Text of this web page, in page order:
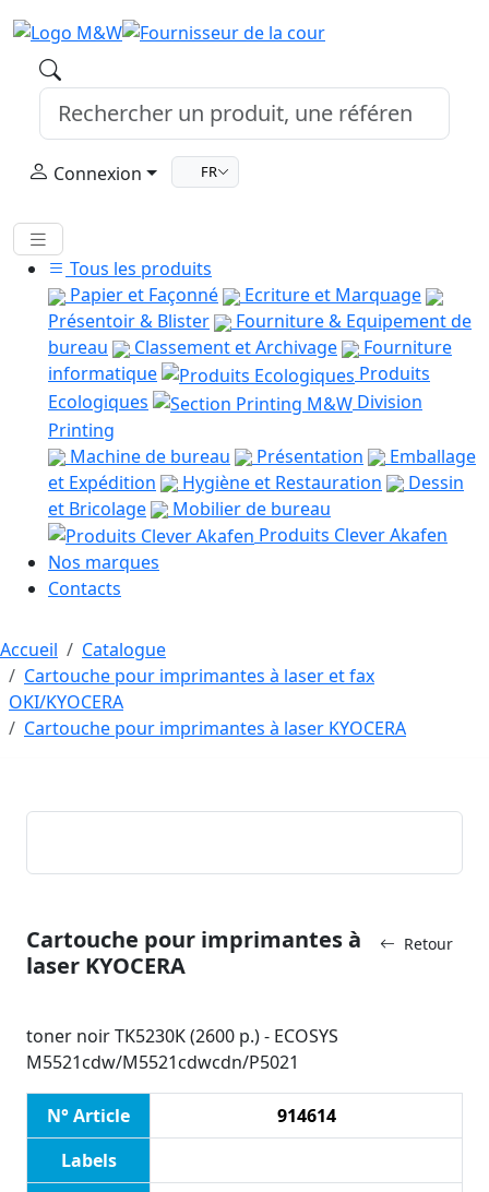
Connexion FR
Tous les produits
Papier et Façonné
Ecriture et Marquage
Présentoir & Blister
Fourniture & Equipement de
bureau
Classement et Archivage
Fourniture
informatique
Produits
Ecologiques
Division
Printing
Machine de bureau
Présentation
Emballage
et Expédition
Hygiène et Restauration
Dessin
et Bricolage
Mobilier de bureau
Produits Clever Akafen
Nos marques
Contacts
Accueil
Catalogue
Cartouche pour imprimantes à laser et fax
OKI/KYOCERA
Cartouche pour imprimantes à laser KYOCERA
Retour
Cartouche pour imprimantes à
laser KYOCERA
toner noir TK5230K (2600 p.) - ECOSYS
M5521cdw/M5521cdwcdn/P5021
N° Article
914614
Labels